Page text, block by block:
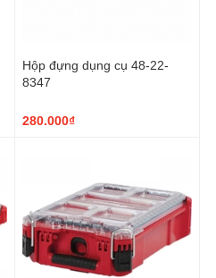
Hộp đựng dụng cụ 48-22-
8347
280.000₫